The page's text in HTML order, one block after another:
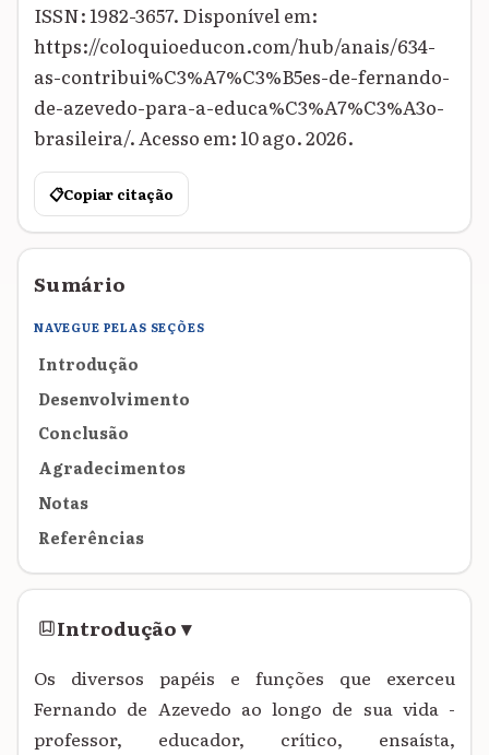
ISSN: 1982-3657. Disponível em:
https://coloquioeducon.com/hub/anais/634-
as-contribui%C3%A7%C3%B5es-de-fernando-
de-azevedo-para-a-educa%C3%A7%C3%A3o-
brasileira/. Acesso em: 10 ago. 2026.
📋Copiar citação
Sumário
NAVEGUE PELAS SEÇÕES
Introdução
Desenvolvimento
Conclusão
Agradecimentos
Notas
Referências
Introdução▾
Os diversos papéis e funções que exerceu
Fernando de Azevedo ao longo de sua vida -
professor, educador, crítico, ensaísta,